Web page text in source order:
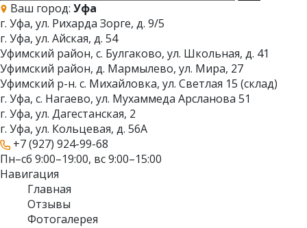
Ваш город: Уфа
г. Уфа, ул. Рихарда Зорге, д. 9/5
г. Уфа, ул. Айская, д. 54
Уфимский район, с. Булгаково, ул. Школьная, д. 41
Уфимский район, д. Мармылево, ул. Мира, 27
Уфимский р-н. с. Михайловка, ул. Светлая 15 (склад)
г. Уфа, с. Нагаево, ул. Мухаммеда Арсланова 51
г. Уфа, ул. Дагестанская, 2
г. Уфа, ул. Кольцевая, д. 56А
+7 (927) 924-99-68
Пн–сб 9:00–19:00, вс 9:00–15:00
Навигация
Главная
Отзывы
Фотогалерея